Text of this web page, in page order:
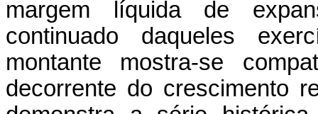
margem líquida de
continuado daqueles
montante mostra-se
decorrente do crescimento